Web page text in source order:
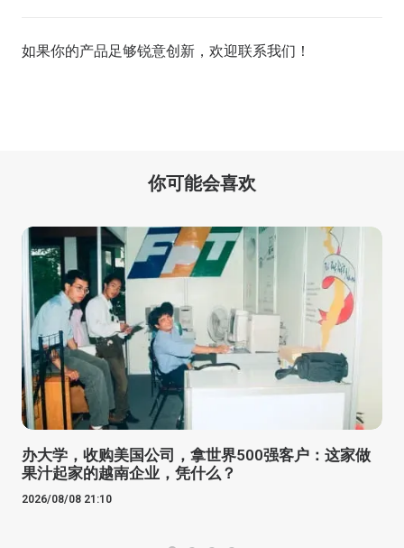
如果你的产品足够锐意创新，欢迎联系我们 ！
你可能会喜欢
办大学，收购美国公司，拿世界500强客户：这家做
果汁起家的越南企业，凭什么？
2026/08/08 21:10